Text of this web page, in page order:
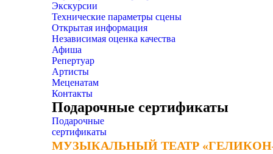
Экскурсии
Технические параметры сцены
Открытая информация
Независимая оценка качества
Афиша
Репертуар
Артисты
Меценатам
Контакты
Подарочные сертификаты
Подарочные
сертификаты
МУЗЫКАЛЬНЫЙ ТЕАТР
МУЗЫКАЛЬНЫЙ ТЕАТР